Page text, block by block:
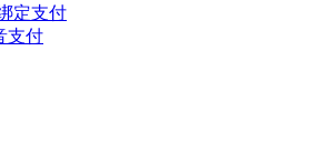
定支付
支付